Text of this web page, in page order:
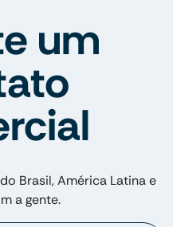
um
Brasil, América Latina e
a gente.